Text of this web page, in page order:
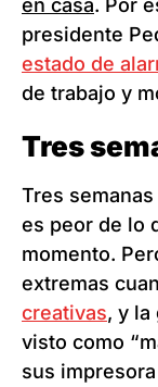
presidente
estado de
de trabajo y
Tres
Tres
es peor de lo
momento.
extremas
creativas, y la
visto como
sus